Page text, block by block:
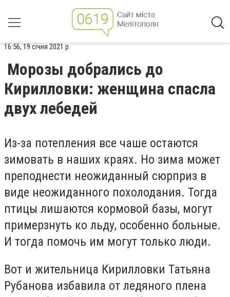
16:56, 19 січня 2021 р.
Морозы добрались до
Кирилловки: женщина спасла
двух лебедей
Из-за потепления все чаше остаются
зимовать в наших краях. Но зима может
преподнести неожиданный сюрприз в
виде неожиданного похолодания. Тогда
птицы лишаются кормовой базы, могут
примерзнуть ко льду, особенно больные.
И тогда помочь им могут только люди.
Вот и жительница Кирилловки Татьяна
Рубанова избавила от ледяного плена